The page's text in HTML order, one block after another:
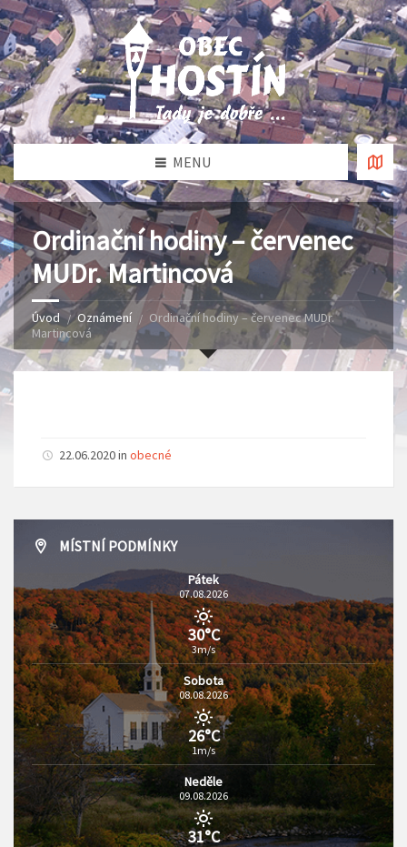
MENU
Ordinační hodiny – červenec
MUDr. Martincová
Úvod Oznámení
Ordinační hodiny – červenec MUDr.
Martincová
22.06.2020 in obecné
MÍSTNÍ PODMÍNKY
Pátek
07.08.2026
30°C
3m/s
Sobota
08.08.2026
26°C
1m/s
Neděle
09.08.2026
31°C